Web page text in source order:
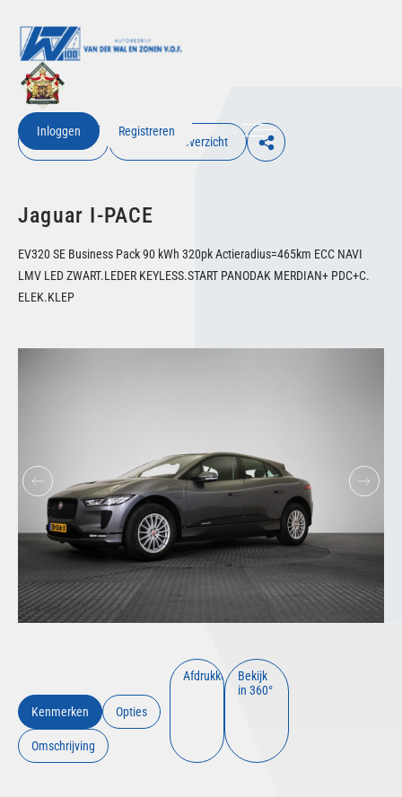
Inloggen Registreren Menu
€ Inloggen Terug naar overzicht
Jaguar I-PACE
EV320 SE Business Pack 90 kWh 320pk Actieradius=465km ECC NAVI
LMV LED ZWART.LEDER KEYLESS.START PANODAK MERDIAN+ PDC+C.
ELEK.KLEP
Kenmerken Opties
Omschrijving
Afdrukken Bekijk
in 360°